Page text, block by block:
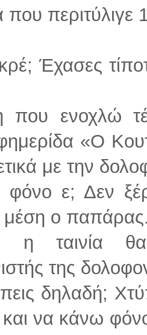
περιτύλιγε
Έχασες
που ενοχλώ
«Ο
με την
φόνο ε; Δεν
ο
η ταινία
της
δηλαδή;
να κάνω